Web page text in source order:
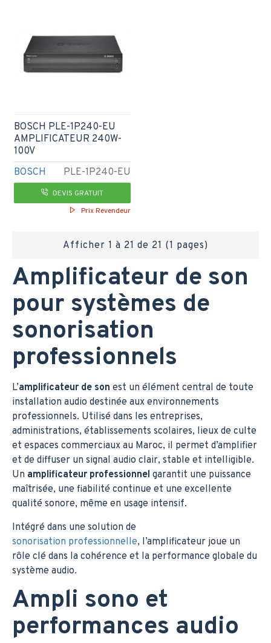
Amplificateur de son
pour systèmes de
sonorisation
professionnels
L’amplificateur de son est un élément central de toute
installation audio destinée aux environnements
professionnels. Utilisé dans les entreprises,
administrations, établissements scolaires, lieux de culte
et espaces commerciaux au Maroc, il permet d’amplifier
et de diffuser un signal audio clair, stable et intelligible.
Un amplificateur professionnel garantit une puissance
maîtrisée, une fiabilité continue et une excellente
qualité sonore, même en usage intensif.
Intégré dans une solution de
sonorisation professionnelle, l’amplificateur joue un
rôle clé dans la cohérence et la performance globale du
système audio.
Ampli sono et
performances audio
BOSCH PLE-1P240-EU
BOSCH PLE-1P240-EU
AMPLIFICATEUR 240W-
100V
DEVIS GRATUIT
Prix Revendeur
Afficher 1 à 21 de 21 (1 pages)